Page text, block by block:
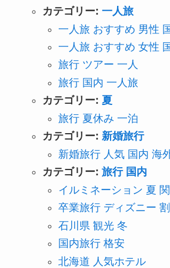
カテゴリー: 一人旅
一人旅 おすすめ 男性
一人旅 おすすめ 女性
旅行 ツアー 一人
旅行 国内 一人旅
カテゴリー: 夏
旅行 夏休み 一泊
カテゴリー: 新婚旅行
新婚旅行 人気 国内 海
カテゴリー: 旅行 国内
イルミネーション 夏
卒業旅行 ディズニー 割
石川県 観光 冬
国内旅行 格安
北海道 人気ホテル